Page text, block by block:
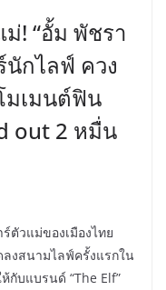
! “อั้ม พัชรา
นักไลฟ์ ควง
มเมนต์ฟิน
out 2 หมื่น
ตัวแม่ของเมืองไทย
ลงสนามไลฟ์ครั้งแรกใน
กับแบรนด์ “The Elf”